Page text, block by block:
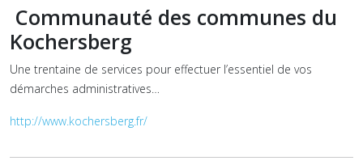
Communauté des communes du
Kochersberg
Une trentaine de services pour effectuer l’essentiel de vos
démarches administratives…
http://www.kochersberg.fr/